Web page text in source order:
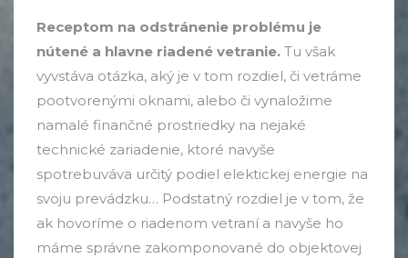
Receptom na odstránenie problému je
nútené a hlavne riadené vetranie. Tu však
vyvstáva otázka, aký je v tom rozdiel, či vetráme
pootvorenými oknami, alebo či vynaložime
namalé finančné prostriedky na nejaké
technické zariadenie, ktoré navyše
spotrebuváva určitý podiel elektickej energie na
svoju prevádzku… Podstatný rozdiel je v tom, že
ak hovoríme o riadenom vetraní a navyše ho
máme správne zakomponované do objektovej